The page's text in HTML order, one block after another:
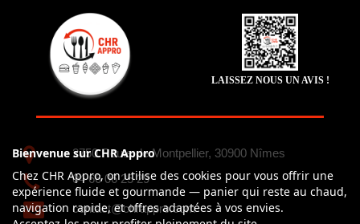
LAISSEZ NOUS UN AVIS !
2750 Route de Montpellier, 30900 Nîmes
04 66 06 25 29
contact@chrappro.com
Bienvenue sur CHR Appro
Chez CHR Appro, on utilise des cookies pour vous offrir une
expérience fluide et gourmande — panier qui reste au chaud,
navigation rapide, et offres adaptées à vos envies.